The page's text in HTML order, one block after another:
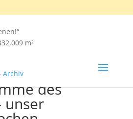
m²
der Bienen
des
unser